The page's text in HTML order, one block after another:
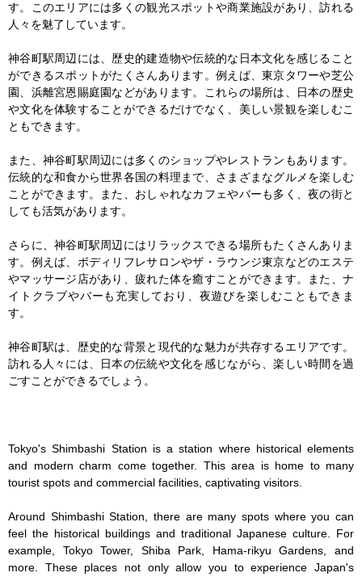
す。このエリアには多くの観光スポットや商業施設があり、訪れる
人々を魅了しています。
神谷町駅周辺には、歴史的建造物や伝統的な日本文化を感じること
ができるスポットがたくさんあります。例えば、東京タワーや芝公
園、浜離宮恩賜庭園などがあります。これらの場所は、日本の歴史
や文化を体験することができるだけでなく、美しい景観を楽しむこ
ともできます。
また、神谷町駅周辺には多くのショップやレストランもあります。
伝統的な和食から世界各国の料理まで、さまざまなグルメを楽しむ
ことができます。また、おしゃれなカフェやバーも多く、夜の街と
しても活気があります。
さらに、神谷町駅周辺にはリラックスできる場所もたくさんありま
す。例えば、ボディリフレサロンやザ・ラウンジ東京などのエステ
やマッサージ店があり、疲れた体を癒すことができます。また、ナ
イトクラブやバーも充実しており、夜遊びを楽しむこともできま
す。
神谷町駅は、歴史的な背景と現代的な魅力が共存するエリアです。
訪れる人々には、日本の伝統や文化を感じながら、楽しい時間を過
ごすことができるでしょう。
Tokyo's Shimbashi Station is a station where historical elements
and modern charm come together. This area is home to many
tourist spots and commercial facilities, captivating visitors.
Around Shimbashi Station, there are many spots where you can
feel the historical buildings and traditional Japanese culture. For
example, Tokyo Tower, Shiba Park, Hama-rikyu Gardens, and
more. These places not only allow you to experience Japan's